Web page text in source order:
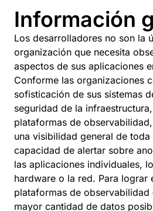
Información
Los desarrolladores no son la
organización que necesita
aspectos de sus aplicaciones
Conforme las organizaciones
sofisticación de sus sistemas
seguridad de la
plataformas de
una visibilidad general de
capacidad de alertar sobre
las aplicaciones individuales,
hardware o la red. Para lograr
plataformas de observabilidad
mayor cantidad de datos